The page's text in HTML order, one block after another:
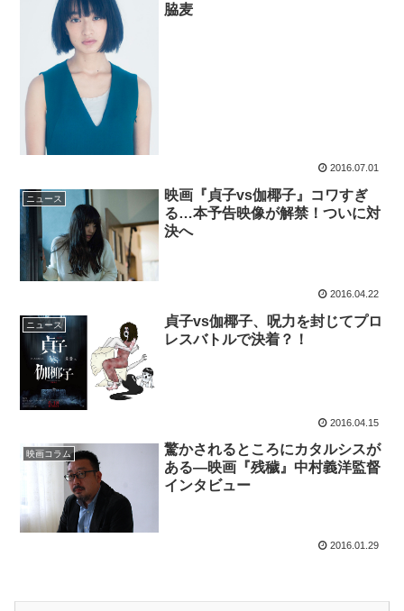
脇麦
2016.07.01
ニュース
映画『貞子vs伽椰子』コワすぎ
る…本予告映像が解禁！ついに対
決へ
2016.04.22
ニュース
貞子vs伽椰子、呪力を封じてプロ
レスバトルで決着？！
2016.04.15
映画コラム
驚かされるところにカタルシスが
ある―映画『残穢』中村義洋監督
インタビュー
2016.01.29